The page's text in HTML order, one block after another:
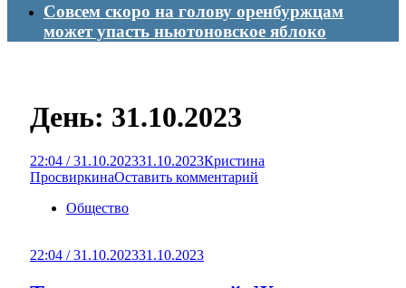
Совсем скоро на голову оренбуржцам
может упасть ньютоновское яблоко
День: 31.10.2023
22:04 / 31.10.202331.10.2023Кристина
ПросвиркинаОставить комментарий
Общество
22:04 / 31.10.202331.10.2023